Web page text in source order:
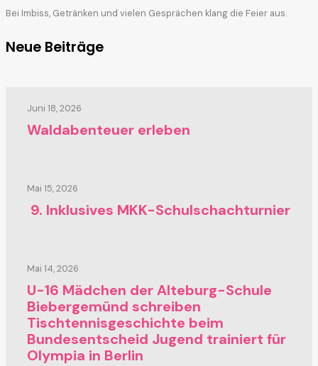
Bei Imbiss, Getränken und vielen Gesprächen klang die Feier aus.
Neue Beiträge
Juni 18, 2026
Waldabenteuer erleben
Mai 15, 2026
9. Inklusives MKK-Schulschachturnier
Mai 14, 2026
U-16 Mädchen der Alteburg-Schule
Biebergemünd schreiben
Tischtennisgeschichte beim
Bundesentscheid Jugend trainiert für
Olympia in Berlin